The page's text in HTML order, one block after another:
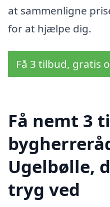
at sammenligne
for at hjælpe dig.
Få 3 tilbud, gratis
Få nemt 3
Ugelbølle,
tryg ved